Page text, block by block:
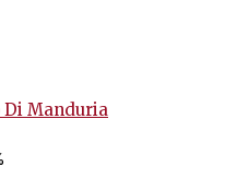
Di Manduria